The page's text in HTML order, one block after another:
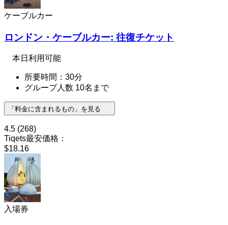
ケーブルカー
ロンドン・ケーブルカー: 往復チケット
本日利用可能
所要時間：30分
グループ人数 10名まで
「料金に含まれるもの」を見る
4.5 (268)
Tiqets最安価格：
$18.16
入場券